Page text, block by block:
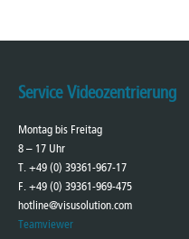
Service Videozentrierung
Montag bis Freitag
8 – 17 Uhr
T. +49 (0) 39361-967-17
F. +49 (0) 39361-969-475
hotline@visusolution.com
Teamviewer